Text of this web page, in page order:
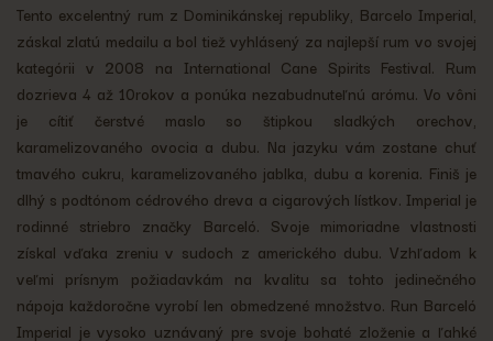
Tento excelentný rum z Dominikánskej republiky, Barcelo Imperial,
záskal zlatú medailu a bol tiež vyhlásený za najlepší rum vo svojej
kategórii v 2008 na International Cane Spirits Festival. Rum
dozrieva 4 až 10rokov a ponúka nezabudnuteľnú arómu. Vo vôni
je cítiť čerstvé maslo so štipkou sladkých orechov,
karamelizovaného ovocia a dubu. Na jazyku vám zostane chuť
tmavého cukru, karamelizovaného jablka, dubu a korenia. Finiš je
dlhý s podtónom cédrového dreva a cigarových lístkov. Imperial je
rodinné striebro značky Barceló. Svoje mimoriadne vlastnosti
získal vďaka zreniu v sudoch z amerického dubu. Vzhľadom k
veľmi prísnym požiadavkám na kvalitu sa tohto jedinečného
nápoja každoročne vyrobí len obmedzené množstvo. Run Barceló
Imperial je vysoko uznávaný pre svoje bohaté zloženie a ľahké